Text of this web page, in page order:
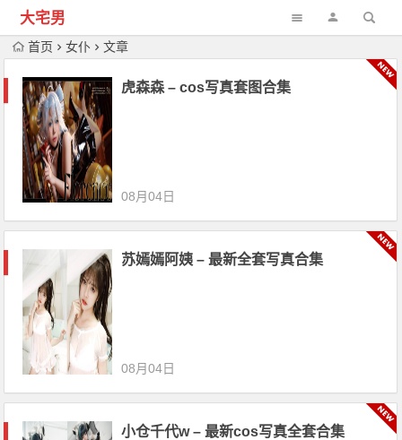
大宅男
首页 女仆 文章
虎森森 – cos写真套图合集
08月04日
苏嫣嫣阿姨 – 最新全套写真合集
08月04日
小仓千代w – 最新cos写真全套合集